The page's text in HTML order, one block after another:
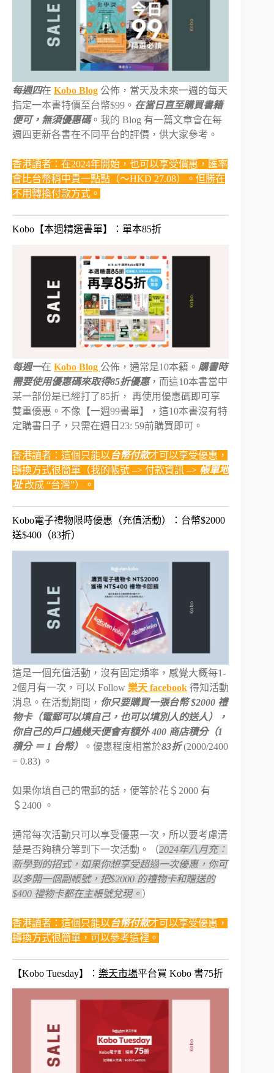
每週四在 Kobo Blog 公佈，當天及未來一週的每天
指定一本書特價至台幣$99。 在當日直至購買書籍
便可，無須優惠碼。我的 Blog 有一篇文章會在每
週四更新各書在不同平台的評價，供大家參考。
香港讀者：在2024年開始，也可以享受價惠，匯率
會比台幣稍中貴一點點（～HKD 27.08）。但勝在
不用轉換付款方式。
Kobo【本週精選書單】：單本85折
每週一在 Kobo Blog 公佈，通常是10本籍。 購書時
需要使用優惠碼來取得85折優惠，而這10本書當中
某一部份是已經打了85折， 再使用優惠碼即可享
雙重優惠。不像【一週99書單】，這10本書沒有特
定購書日子，只需在週日23: 59前購買即可。
香港讀者：這個只能以 台幣付款才可以享受優惠，
轉換方式很簡單（我的帳號 –> 付款資訊 –> 帳單地
址改成 “台灣”）。
Kobo電子禮物限時優惠（充值活動）：台幣$2000
送$400（83折）
這是一個充值活動，沒有固定頻率，感覺大概每1-
2個月有一次，可以 Follow 樂天 facebook 得知活動
消息。在活動期間， 你只要購買一張台幣 $2000 禮
物卡（電郵可以填自己，也可以填別人的送人），
你自己的戶口過幾天便會有額外 400 商店積分（1
積分 ＝ 1 台幣）
。優惠程度相當於83折(2000/2400
= 0.83) 。
如果你填自己的電郵的話，便等於花＄2000 有
＄2400 。
通常每次活動只可以享受優惠一次，所以要考慮清
楚是否夠積分等到下一次活動。（2024年八月充：
新學到的招式，如果你想享受超過一次優惠，你可
以多開一個副帳號，把$2000 的禮物卡和贈送的
$400 禮物卡都在主帳號兌現。 ）
香港讀者：這個只能以 台幣付款才可以享受優惠，
轉換方式很簡單，可以參考這裡。
【Kobo Tuesday】： 樂天市場平台買 Kobo 書75折